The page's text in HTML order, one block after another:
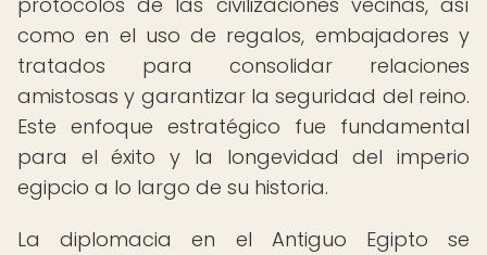
como en el uso de regalos, embajadores y
tratados para consolidar relaciones
amistosas y garantizar la seguridad del reino.
Este enfoque estratégico fue fundamental
para el éxito y la longevidad del imperio
egipcio a lo largo de su historia.
La diplomacia en el Antiguo Egipto se